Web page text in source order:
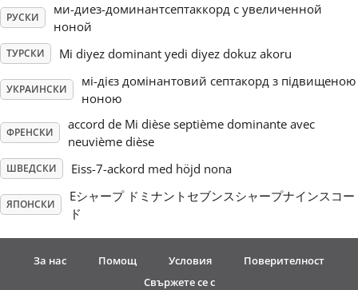
РУСКИ
ми-диез-доминантсептаккорд с увеличенной
ноной
ТУРСКИ Mi diyez dominant yedi diyez dokuz akoru
УКРАИНСКИ
мі-дієз домінантовий септакорд з підвищеною
ноною
ФРЕНСКИ
accord de Mi dièse septième dominante avec
neuvième dièse
ШВЕДСКИ Eiss-7-ackord med höjd nona
ЯПОНСКИ
Eシャープ ドミナントセブンスシャープナインスコー
ド
За нас Помощ Условия
Поверителност
Свържете се с